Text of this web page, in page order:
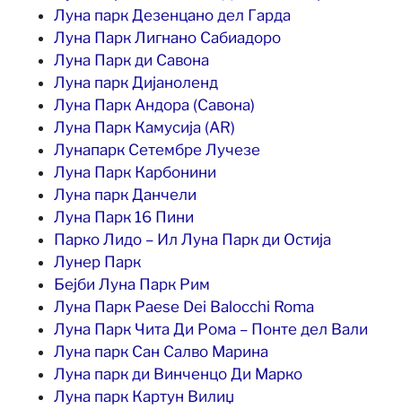
Луна парк Дезенцано дел Гарда
Луна Парк Лигнано Сабиадоро
Луна Парк ди Савона
Луна парк Дијаноленд
Луна Парк Андора (Савона)
Луна Парк Камусија (AR)
Лунапарк Сетембре Лучезе
Луна Парк Карбонини
Луна парк Данчели
Луна Парк 16 Пини
Парко Лидо – Ил Луна Парк ди Остија
Лунер Парк
Бејби Луна Парк Рим
Луна Парк Paese Dei Balocchi Roma
Луна Парк Чита Ди Рома – Понте дел Вали
Луна парк Сан Салво Марина
Луна парк ди Винченцо Ди Марко
Луна парк Картун Вилиџ